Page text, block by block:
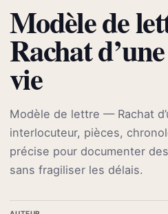
Modèle de
Rachat
vie
Modèle de lettre — Rachat
interlocuteur, pièces,
précise pour documenter
sans fragiliser les délais.